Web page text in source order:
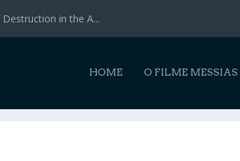
in the A...
HOME O FILME MESSIAS